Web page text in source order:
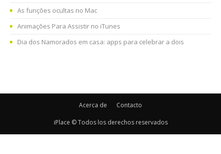
As funções ocultas no Mac
Animações Para Assistir no iTunes
Dia dos Namorados em casa: apps para celebrar a dois
Acerca de Contacto
iPlace © Todos los derechos reservados